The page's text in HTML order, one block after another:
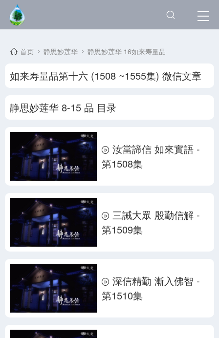
首页 静思妙莲华 静思妙莲华 16如来寿量品
如来寿量品第十六 (1508 ~1555集) 微信文章
静思妙莲华 8-15 品 目录
汝當諦信 如來實語 -
第1508集
三誡大眾 殷勤信解 -
第1509集
深信精勤 漸入佛智 -
第1510集